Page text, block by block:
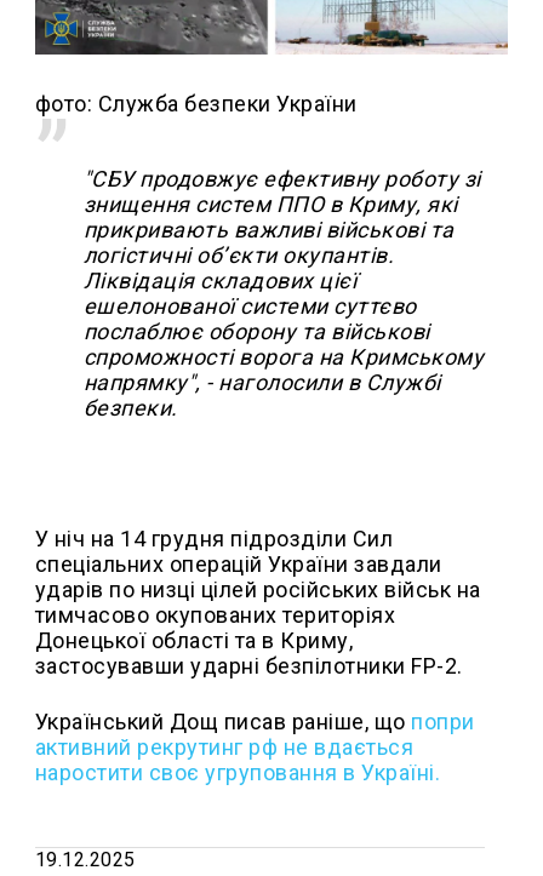
фото: Служба безпеки України
"СБУ продовжує ефективну роботу зі
знищення систем ППО в Криму, які
прикривають важливі військові та
логістичні обʼєкти окупантів.
Ліквідація складових цієї
ешелонованої системи суттєво
послаблює оборону та військові
спроможності ворога на Кримському
напрямку", - наголосили в Службі
безпеки.
У ніч на 14 грудня підрозділи Сил
спеціальних операцій України завдали
ударів по низці цілей російських військ на
тимчасово окупованих територіях
Донецької області та в Криму,
застосувавши ударні безпілотники FP-2.
Український Дощ писав раніше, що попри
активний рекрутинг рф не вдається
наростити своє угруповання в Україні.
19.12.2025